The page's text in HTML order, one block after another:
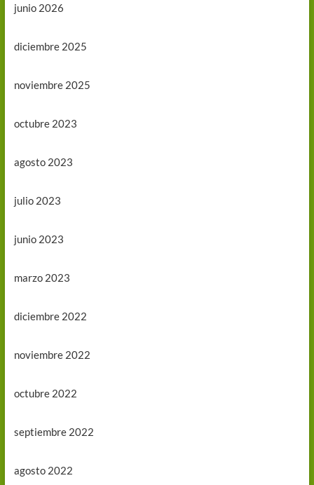
junio 2026
diciembre 2025
noviembre 2025
octubre 2023
agosto 2023
julio 2023
junio 2023
marzo 2023
diciembre 2022
noviembre 2022
octubre 2022
septiembre 2022
agosto 2022